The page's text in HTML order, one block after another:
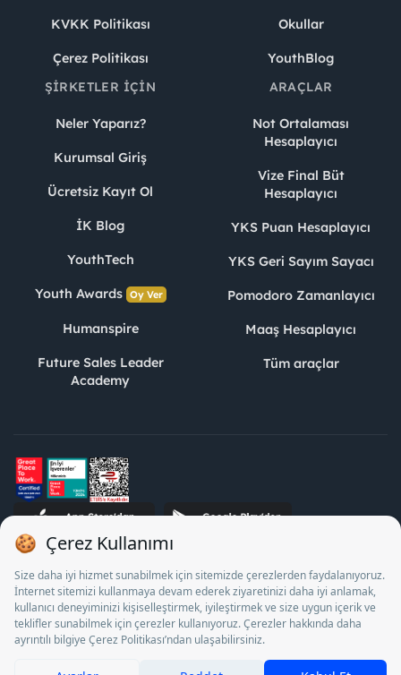
KVKK Politikası
Çerez Politikası
Okullar
YouthBlog
ŞIRKETLER İÇIN
Neler Yaparız?
Kurumsal Giriş
Ücretsiz Kayıt Ol
İK Blog
YouthTech
Youth Awards Oy Ver
Humanspire
Future Sales Leader
Academy
ARAÇLAR
Not Ortalaması
Hesaplayıcı
Vize Final Büt
Hesaplayıcı
YKS Puan Hesaplayıcı
YKS Geri Sayım Sayacı
Pomodoro Zamanlayıcı
Maaş Hesaplayıcı
Tüm araçlar
STJ İnsan Kaynakları Bilişim ve Danışmanlık A.Ş. Özel İstihdam
Bürosu Olarak 13/05/2025 - 12/05/2028 tarihleri arasında
faaliyette bulunmak üzere, Türkiye İş Kurumu tarafından
18/04/2025 tarih ve 18095710 sayılı karar uyarınca 1078 nolu
belge ile faaliyet göstermektedir. 4904 sayılı kanun uyarınca iş